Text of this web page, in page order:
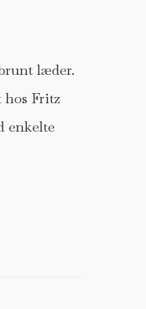
læder.
hos Fritz
enkelte